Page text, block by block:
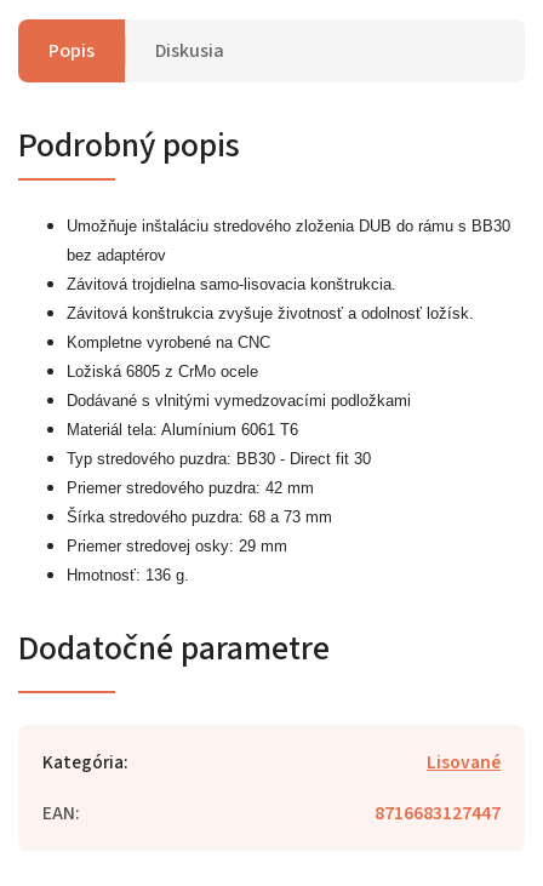
Popis Diskusia
Podrobný popis
Umožňuje inštaláciu stredového zloženia DUB do rámu s BB30
bez adaptérov
Závitová trojdielna samo-lisovacia konštrukcia.
Závitová konštrukcia zvyšuje životnosť a odolnosť ložísk.
Kompletne vyrobené na CNC
Ložiská 6805 z CrMo ocele
Dodávané s vlnitými vymedzovacími podložkami
Materiál tela: Alumínium 6061 T6
Typ stredového puzdra: BB30 - Direct fit 30
Priemer stredového puzdra: 42 mm
Šírka stredového puzdra: 68 a 73 mm
Priemer stredovej osky: 29 mm
Hmotnosť: 136 g.
Dodatočné parametre
Kategória:
Lisované
EAN: 8716683127447